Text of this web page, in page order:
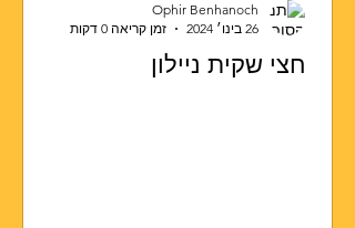
חצי שקית ניילון
Ophir Benhanoch
26 בינו׳ 2024
זמן קריאה 0 דקות